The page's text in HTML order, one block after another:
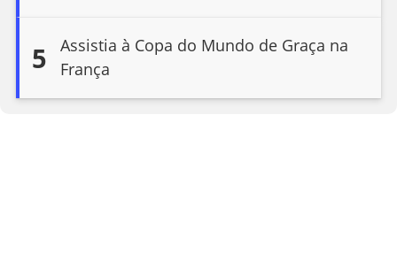
5
Assistia à Copa do Mundo de Graça na
França